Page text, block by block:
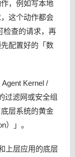
，例如写本地
这个动作都会
检查的请求，再
配置好的「数
Kernel /
过滤网或安全组
层系统的黄金
」。
上层应用的底层